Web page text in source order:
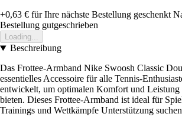
+0,63 € für Ihre nächste Bestellung geschenkt
Bestellung gutgeschrieben
Loading...
Beschreibung
Das Frottee-Armband Nike Swoosh Classic
essentielles Accessoire für alle Tennis-
entwickelt, um optimalen Komfort und Leistung
bieten. Dieses Frottee-Armband ist ideal für
Trainings und Wettkämpfe Unterstützung